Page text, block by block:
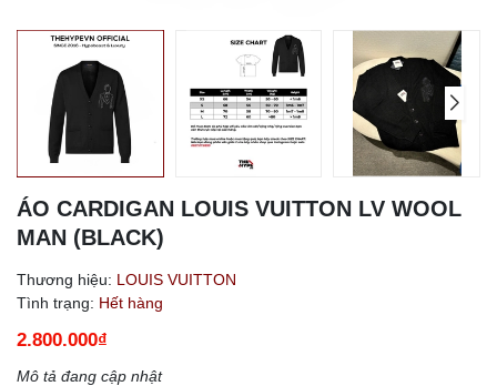
ÁO CARDIGAN LOUIS VUITTON LV WOOL
MAN (BLACK)
Thương hiệu: LOUIS VUITTON
Tình trạng: Hết hàng
2.800.000₫
Mô tả đang cập nhật